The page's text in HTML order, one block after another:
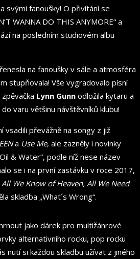
svými fanoušky! O přivítání se
WANNA DO THIS ANYMORE“ a
na posledním studiovém albu
na fanoušky v sále a atmosféra
stupňovala! Vše vygradovalo písní
Lynn Gunn odložila kytaru a
varu většinu návštěvníků klubu!
vsadili převážně na songy z již
a Use Me, ale zazněly i novinky
& Water“, podle níž nese název
se i na první zastávku v roce 2017,
All We Know of Heaven, All We Need
skladba „What´s Wrong“.
jako dárek pro multižánrové
alternativního rocku, pop rocku
nutí si každou skladbu užívat z jiného